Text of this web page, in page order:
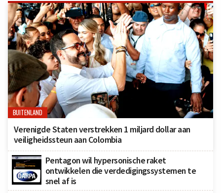
BUITENLAND
Verenigde Staten verstrekken 1 miljard dollar aan
veiligheidssteun aan Colombia
Pentagon wil hypersonische raket
ontwikkelen die verdedigingssystemen te
snel af is